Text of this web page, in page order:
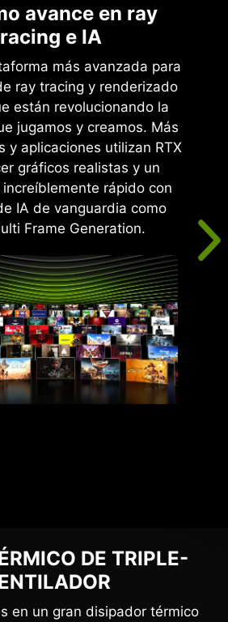
avance en ray
e IA
más avanzada para
ray tracing y renderizado
están revolucionando la
jugamos y creamos. Más
y aplicaciones utilizan RTX
gráficos realistas y un
rápido con
IA de vanguardia como
Frame Generation.
DE TRIPLE-
en un gran disipador térmico